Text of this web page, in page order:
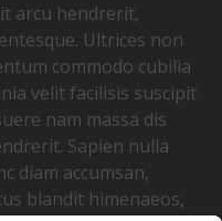
arcu hendrerit,
Ultrices non
commodo cubilia
velit facilisis suscipit
nam massa dis
Sapien nulla
diam accumsan,
blandit himenaeos,